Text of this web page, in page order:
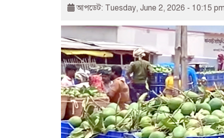
আপডেট: Tuesday, June 2, 2026 - 10:15